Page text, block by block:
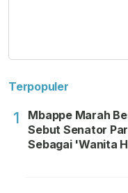
Terpopuler
1
Mbappe Marah
Sebut Senator
Sebagai 'Wanita